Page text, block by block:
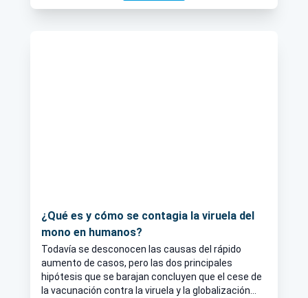
¿Qué es y cómo se contagia la viruela del
mono en humanos?
Todavía se desconocen las causas del rápido
aumento de casos, pero las dos principales
hipótesis que se barajan concluyen que el cese de
la vacunación contra la viruela y la globalización